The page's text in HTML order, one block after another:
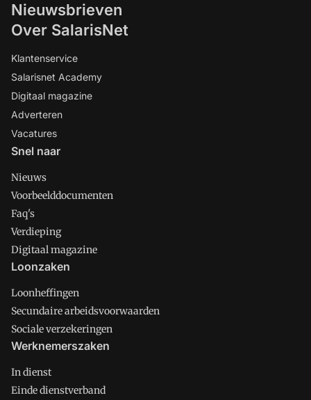
Nieuwsbrieven
Over SalarisNet
Klantenservice
Salarisnet Academy
Digitaal magazine
Adverteren
Vacatures
Snel naar
Nieuws
Voorbeelddocumenten
Faq's
Verdieping
Digitaal magazine
Loonzaken
Loonheffingen
Secundaire arbeidsvoorwaarden
Sociale verzekeringen
Werknemerszaken
In dienst
Einde dienstverband